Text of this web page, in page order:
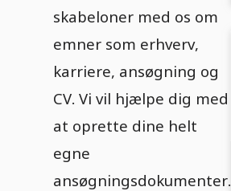
skabeloner med os om
emner som erhverv,
karriere, ansøgning og
CV. Vi vil hjælpe dig med
at oprette dine helt
egne
ansøgningsdokumenter.